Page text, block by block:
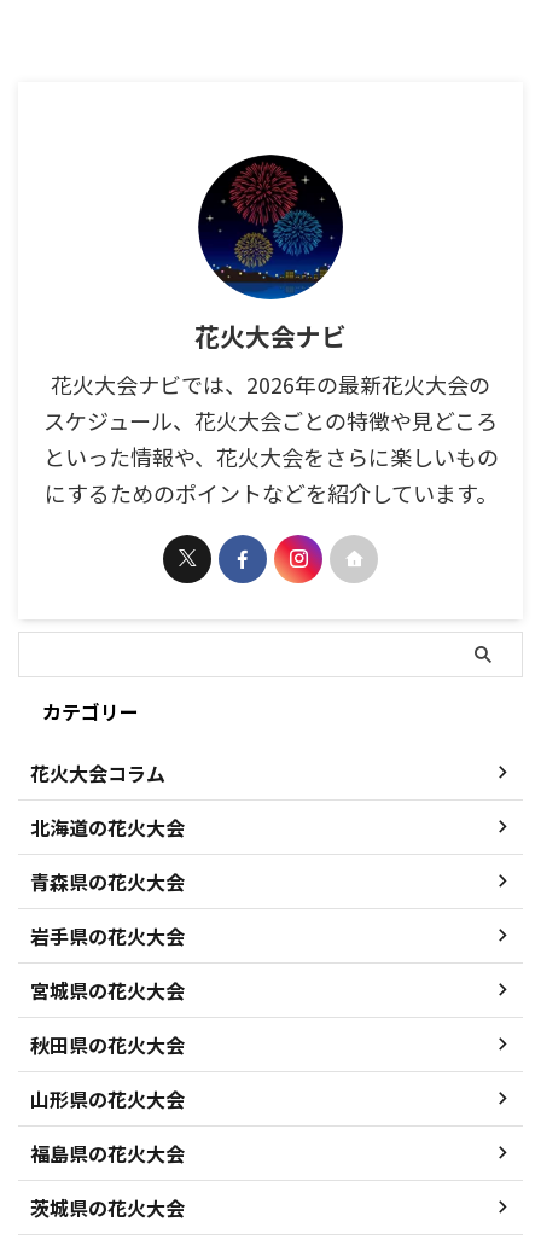
花火大会ナビ
花火大会ナビでは、2026年の最新花火大会の
スケジュール、花火大会ごとの特徴や見どころ
といった情報や、花火大会をさらに楽しいもの
にするためのポイントなどを紹介しています。
カテゴリー
花火大会コラム
北海道の花火大会
青森県の花火大会
岩手県の花火大会
宮城県の花火大会
秋田県の花火大会
山形県の花火大会
福島県の花火大会
茨城県の花火大会